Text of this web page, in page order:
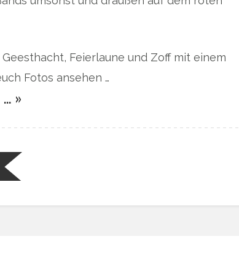
Feierlaune und Zoff mit einem
Fotos ansehen …
… »